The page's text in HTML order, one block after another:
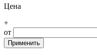
Цена
+
от